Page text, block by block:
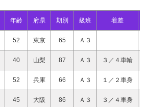
年齢 府県 期別 級班 着差
52 東京 65 Ａ３
40 山梨 87 Ａ３ ３／４車輪
52 兵庫 66 Ａ３ １／２車身
45 大阪 86 Ａ３ ３／４車身